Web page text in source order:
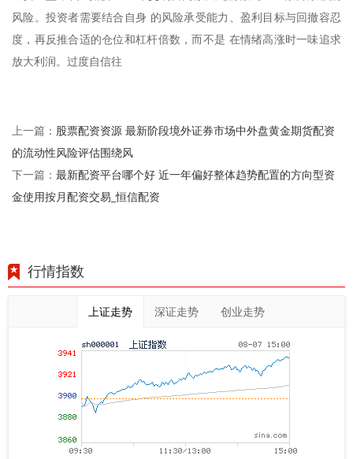
风险。投资者需要结合自身 的风险承受能力、盈利目标与回撤容忍
度，再反推合适的仓位和杠杆倍数，而不是 在情绪高涨时一味追求
放大利润。过度自信往
上一篇： 股票配资资源 最新阶段境外证券市场中外盘黄金期货配资
的流动性风险评估围绕风
下一篇： 最新配资平台哪个好 近一年偏好整体趋势配置的方向型资
金使用按月配资交易_恒信配资
行情指数
上证走势 深证走势 创业走势